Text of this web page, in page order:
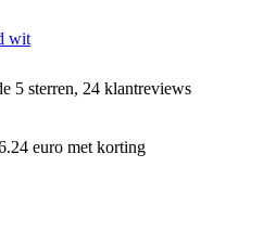
wit
5 sterren, 24 klantreviews
euro met korting